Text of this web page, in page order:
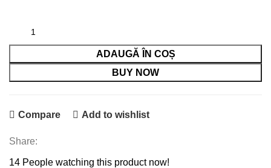
fost:
32,00 lei.
29,00 lei.
ADAUGĂ ÎN COȘ
BUY NOW
Compare Add to wishlist
Share:
14 People watching this product now!